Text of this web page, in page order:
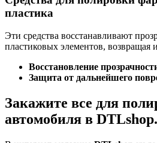
пластика
Эти средства восстанавливают
пластиковых элементов, возвращая
Восстановление
Защита от дальнейшего
Закажите все для
автомобиля в